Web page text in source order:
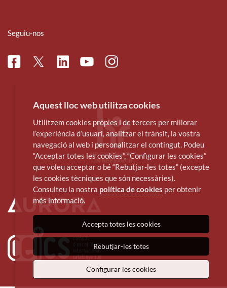
Seguiu-nos
FacebookTwitterLinkedinYoutubeInstagram
Aquest lloc web utilitza cookies
Utilitzem cookies pròpies i de tercers per millorar
l’experiència d’usuari, analitzar el trànsit, la vostra
navegació al web i personalitzar el contingut. Podeu
“Acceptar totes les cookies”, “Configurar les cookies”
que voleu acceptar o bé “Rebutjar-les totes” (excepte
les cookies tècniques que són necessàries).
Consulteu la nostra política de cookies per obtenir
més informació.
Accepta totes les cookies
Rebutjar-les totes
Configurar les cookies